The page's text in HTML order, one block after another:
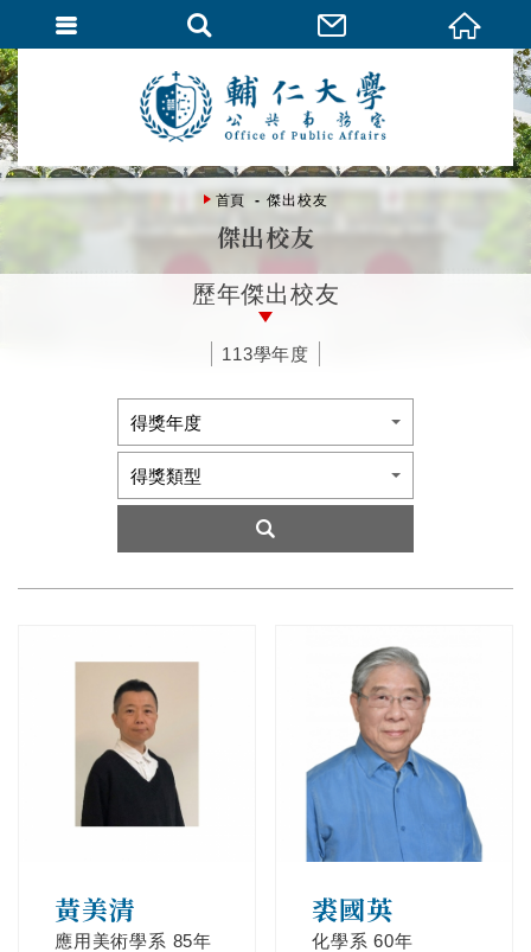
首頁 傑出校友
傑出校友
歷年傑出校友
113學年度
黃美清
應用美術學系 85年
裘國英
化學系 60年